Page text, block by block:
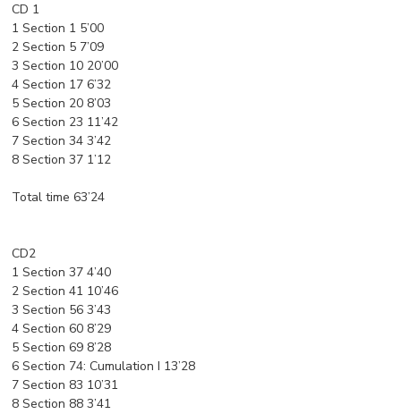
CD 1
1 Section 1 5’00
2 Section 5 7’09
3 Section 10 20’00
4 Section 17 6’32
5 Section 20 8’03
6 Section 23 11’42
7 Section 34 3’42
8 Section 37 1’12
Total time 63’24
CD2
1 Section 37 4’40
2 Section 41 10’46
3 Section 56 3’43
4 Section 60 8’29
5 Section 69 8’28
6 Section 74: Cumulation I 13’28
7 Section 83 10’31
8 Section 88 3’41